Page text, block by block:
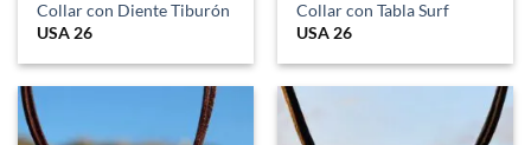
Collar con Diente Tiburón
USA 26
Collar con Tabla Surf
USA 26